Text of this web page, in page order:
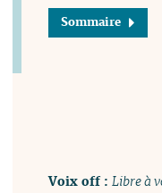
Sommaire
Voix off :Libre à